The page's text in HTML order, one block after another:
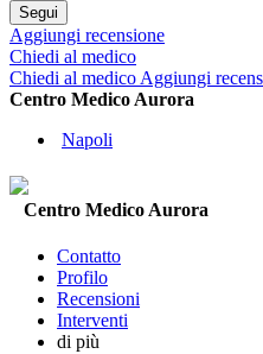
Segui
Aggiungi recensione
Chiedi al medico
Chiedi al medico Aggiungi
Centro Medico Aurora
Napoli
Centro Medico Aurora
Contatto
Profilo
Recensioni
Interventi
di più